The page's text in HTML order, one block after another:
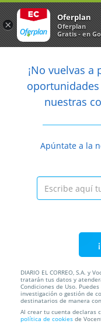

Anterior
19%
Menú vegetariano
Restaurante Garibolo
hacia Zabalburu)
arrow_back
¡No vuelvas
nuestras
Apúntate a la
DIARIO EL CORREO, S.A. y
tratarán tus datos y
Condiciones de Uso.
investigación o gestión de
destinatarios de manera
Al crear tu cuenta declaras
política de cookies de
×
Oferplan
Oferplan
Gratis - en